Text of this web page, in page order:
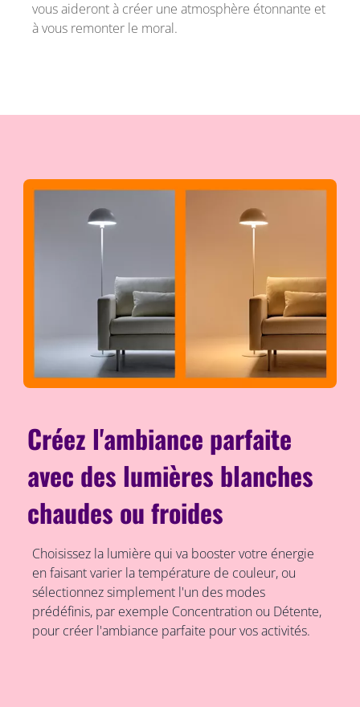
vous aideront à créer une atmosphère étonnante et
à vous remonter le moral.
Créez l'ambiance parfaite
avec des lumières blanches
chaudes ou froides
Choisissez la lumière qui va booster votre énergie
en faisant varier la température de couleur, ou
sélectionnez simplement l'un des modes
prédéfinis, par exemple Concentration ou Détente,
pour créer l'ambiance parfaite pour vos activités.